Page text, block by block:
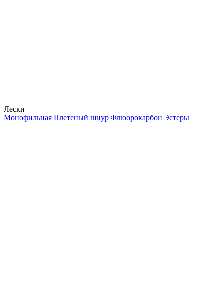
Лески
Монофильная Плетеный шнур Флюорокарбон Эстеры